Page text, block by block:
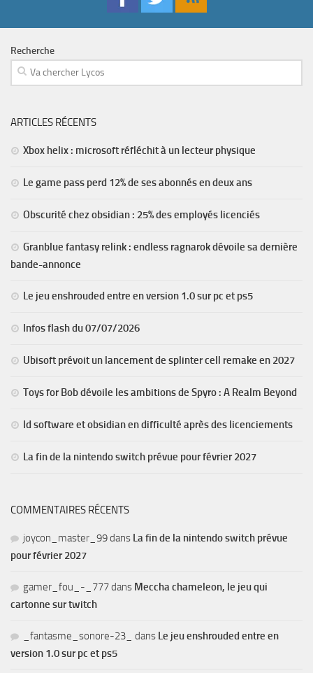
Recherche
ARTICLES RÉCENTS
Xbox helix : microsoft réfléchit à un lecteur physique
Le game pass perd 12% de ses abonnés en deux ans
Obscurité chez obsidian : 25% des employés licenciés
Granblue fantasy relink : endless ragnarok dévoile sa dernière
bande-annonce
Le jeu enshrouded entre en version 1.0 sur pc et ps5
Infos flash du 07/07/2026
Ubisoft prévoit un lancement de splinter cell remake en 2027
Toys for Bob dévoile les ambitions de Spyro : A Realm Beyond
Id software et obsidian en difficulté après des licenciements
La fin de la nintendo switch prévue pour février 2027
COMMENTAIRES RÉCENTS
joycon_master_99dans La fin de la nintendo switch prévue
pour février 2027
gamer_fou_-_777dans Meccha chameleon, le jeu qui
cartonne sur twitch
_fantasme_sonore-23_ dans Le jeu enshrouded entre en
version 1.0 sur pc et ps5